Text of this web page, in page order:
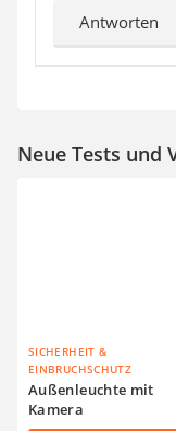
Antworten
Neue Tests und
SICHERHEIT &
EINBRUCHSCHUTZ
Außenleuchte mit
Kamera